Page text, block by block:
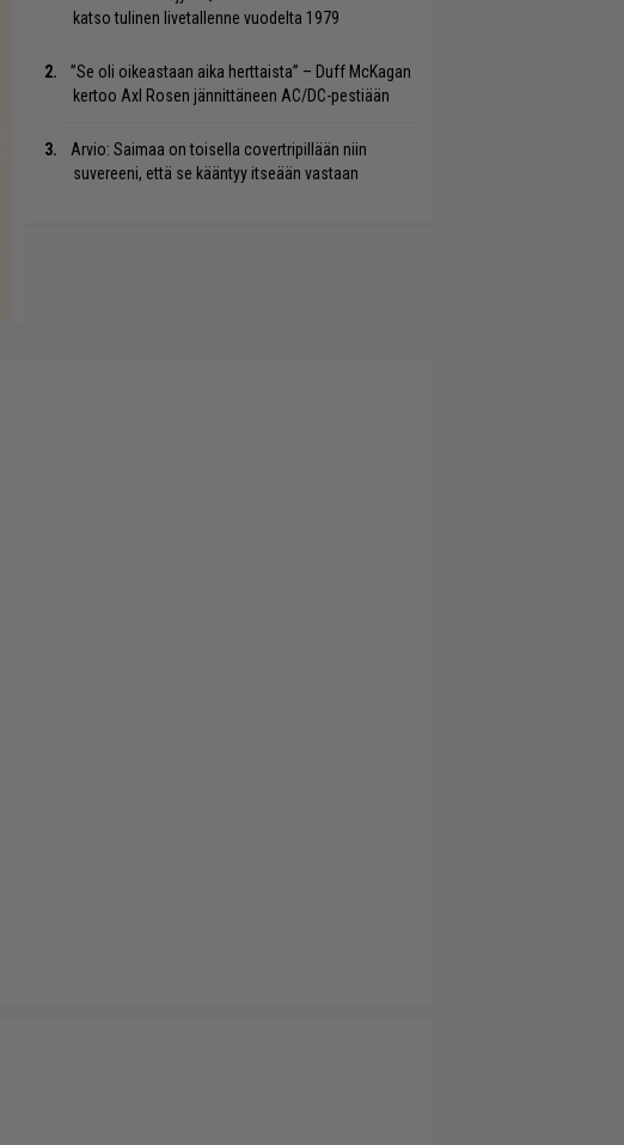
katso tulinen livetallenne vuodelta 1979
”Se oli oikeastaan aika herttaista” – Duff McKagan
kertoo Axl Rosen jännittäneen AC/DC-pestiään
Arvio: Saimaa on toisella covertripillään niin
suvereeni, että se kääntyy itseään vastaan